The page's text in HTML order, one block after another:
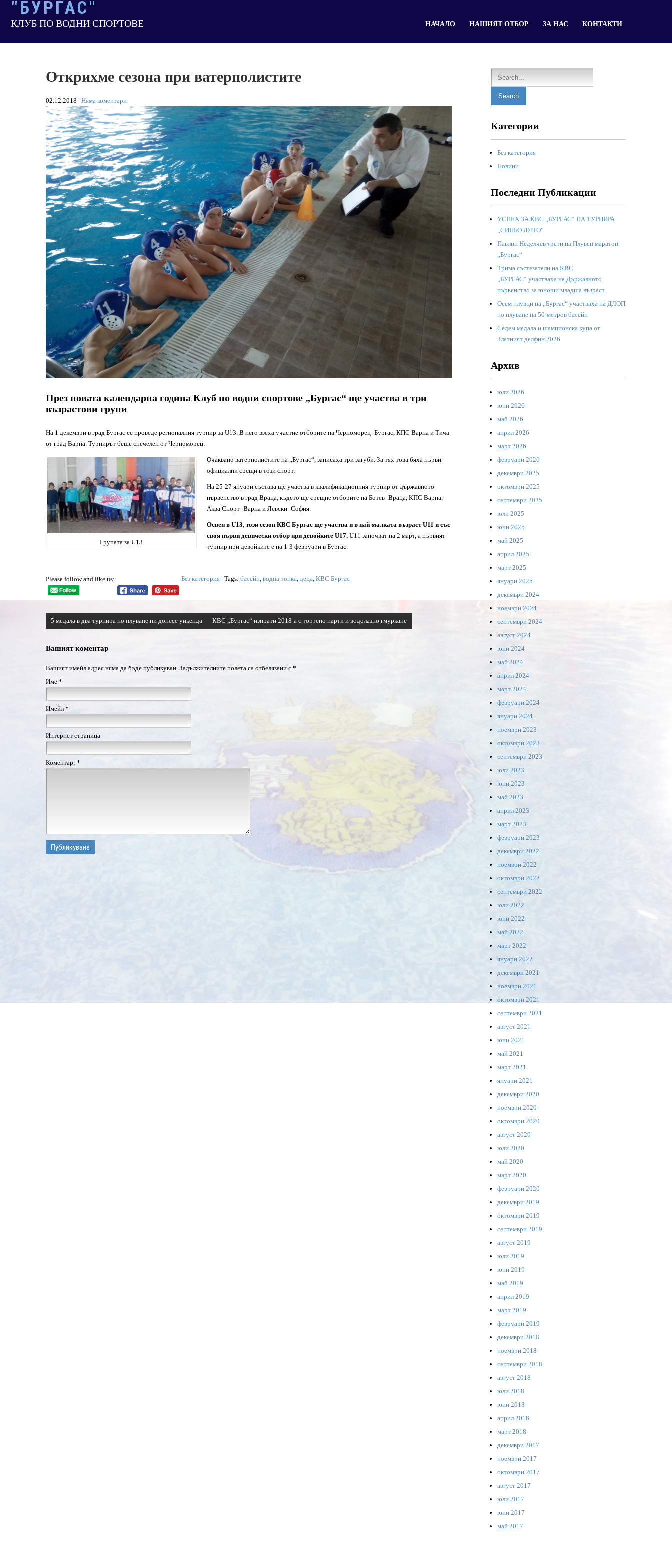
content
"БУРГАС"
КЛУБ ПО ВОДНИ СПОРТОВЕ НАЧАЛО НАШИЯТ ОТБОР ЗА НАС КОНТАКТИ
Открихме сезона при ватерполистите
02.12.2018 | Няма коментари
През новата календарна година Клуб по водни спортове „Бургас“ ще участва в три
възрастови групи
На 1 декември в град Бургас се проведе регионалния турнир за U13. В него взеха участие отборите на Черноморец- Бургас, КПС Варна и Тича
от град Варна. Турнирът беше спечелен от Черноморец.
Групата за U13
Очаквано ватерполистите на „Бургас“, записаха три загуби. За тях това бяха първи
официални срещи в този спорт.
На 25-27 януари състава ще участва в квалификационния турнир от държавното
първенство в град Враца, където ще срещне отборите на Ботев- Враца, КПС Варна,
Аква Спорт- Варна и Левски- София.
Освен в U13, този сезон КВС Бургас ще участва и в най-малката възраст U11 и със
своя първи девически отбор при девойките U17. U11 започват на 2 март, а първият
турнир при девойките е на 1-3 февруари в Бургас.
Please follow and like us: Без категория | Tags:басейн ,водна топка деца ,КВС Бургас
5 медала в два турнира по плуване ни донесе уикенда КВС „Бургас“ изпрати 2018-а с тортено парти и водолазно гмуркане
Вашият коментар
Вашият имейл адрес няма да бъде публикуван. Задължителните полета са отбелязани с *
Име *
Имейл *
Интернет страница
Коментар: *
Категории
Без категория
Новини
Последни Публикации
УСПЕХ ЗА КВС „БУРГАС“ НА ТУРНИРА
„СИНЬО ЛЯТО“
Павлин Неделчев трети на Плувен маратон
„Бургас“
Трима състезатели на КВС
„БУРГАС“ участваха на Държавното
първенство за юноши младша възраст.
Осем плувци на „Бургас“ участваха на ДЛОП
по плуване на 50-метров басейн
Седем медала и шампионска купа от
Златният делфин 2026
Архив
юли 2026
юни 2026
май 2026
април 2026
март 2026
февруари 2026
декември 2025
октомври 2025
септември 2025
юли 2025
юни 2025
май 2025
април 2025
март 2025
януари 2025
декември 2024
ноември 2024
септември 2024
август 2024
юни 2024
май 2024
април 2024
март 2024
февруари 2024
януари 2024
ноември 2023
октомври 2023
септември 2023
юли 2023
юни 2023
май 2023
април 2023
март 2023
февруари 2023
декември 2022
ноември 2022
октомври 2022
септември 2022
юли 2022
юни 2022
май 2022
март 2022
януари 2022
декември 2021
ноември 2021
октомври 2021
септември 2021
август 2021
юни 2021
май 2021
март 2021
януари 2021
декември 2020
ноември 2020
октомври 2020
август 2020
юли 2020
май 2020
март 2020
февруари 2020
декември 2019
октомври 2019
септември 2019
август 2019
юли 2019
юни 2019
май 2019
април 2019
март 2019
февруари 2019
декември 2018
ноември 2018
септември 2018
август 2018
юли 2018
юни 2018
април 2018
март 2018
декември 2017
ноември 2017
октомври 2017
август 2017
юли 2017
юни 2017
май 2017